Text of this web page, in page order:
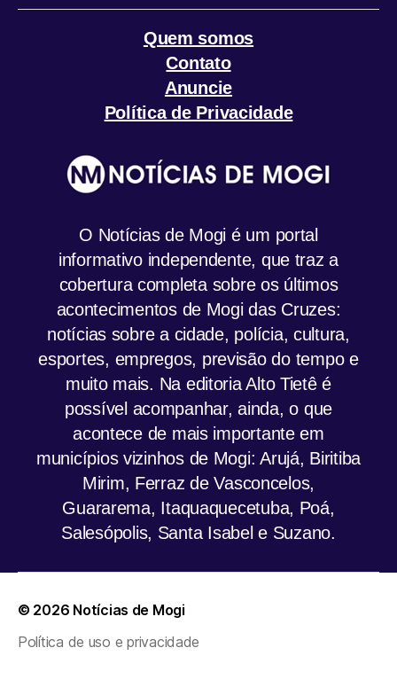
Quem somos
Contato
Anuncie
Política de Privacidade
O Notícias de Mogi é um portal
informativo independente, que traz a
cobertura completa sobre os últimos
acontecimentos de Mogi das Cruzes:
notícias sobre a cidade, polícia, cultura,
esportes, empregos, previsão do tempo e
muito mais. Na editoria Alto Tietê é
possível acompanhar, ainda, o que
acontece de mais importante em
municípios vizinhos de Mogi: Arujá, Biritiba
Mirim, Ferraz de Vasconcelos,
Guararema, Itaquaquecetuba, Poá,
Salesópolis, Santa Isabel e Suzano.
© 2026 Notícias de Mogi
Política de uso e privacidade